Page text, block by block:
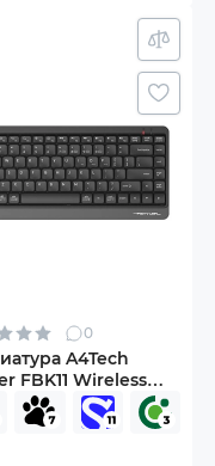
0
A4Tech
FBK11 Wireless